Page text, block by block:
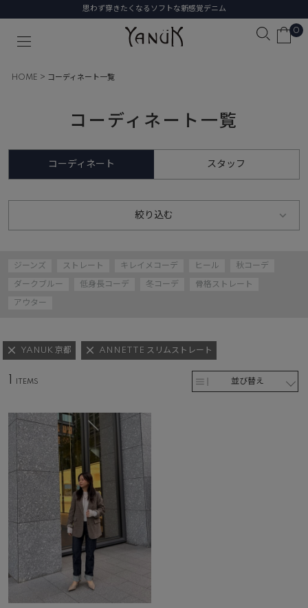
思わず穿きたくなるソフトな新感覚デニム
0
HOME コーディネート一覧
コーディネート一覧
コーディネート スタッフ
絞り込む
ジーンズ ストレート キレイメコーデ ヒール 秋コーデ
ダークブルー 低身長コーデ 冬コーデ 骨格ストレート
アウター
YANUK 京都 ANNETTE スリムストレート
並び替え